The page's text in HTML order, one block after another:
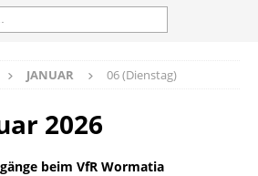
JANUAR 06 (Dienstag)
2026
beim VfR Wormatia